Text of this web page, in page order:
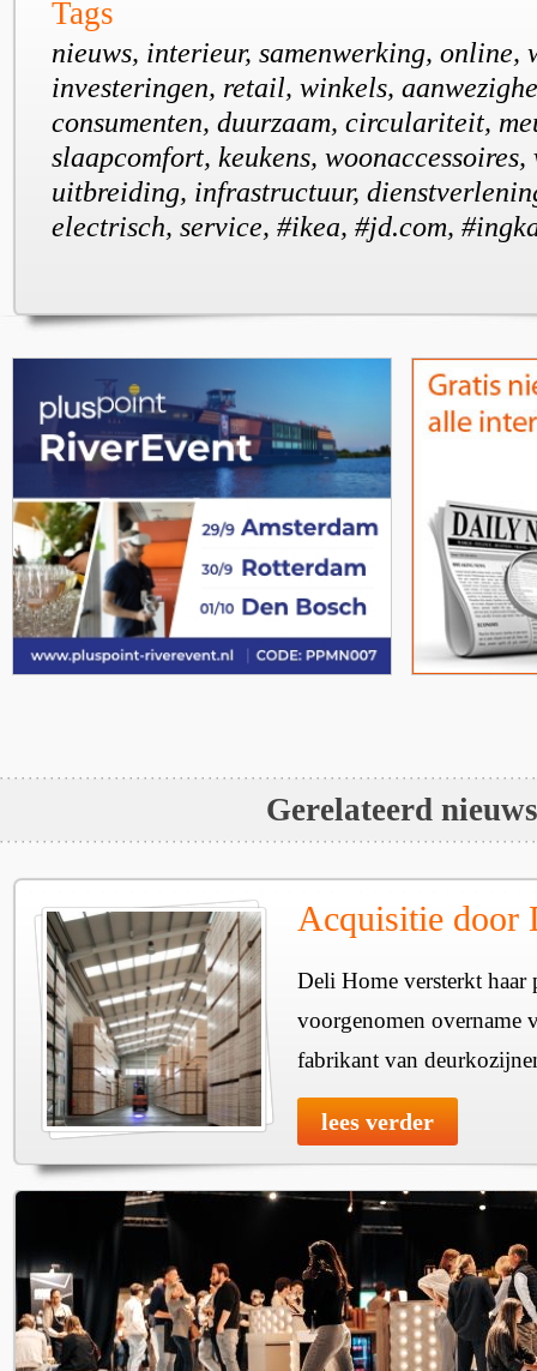
Tags
nieuws, interieur, samenwerking, online,
investeringen, retail, winkels,
consumenten, duurzaam, circulariteit,
slaapcomfort, keukens, woonaccessoires,
uitbreiding, infrastructuur,
electrisch, service, #ikea, #jd.com,
Gerelateerd nieuws
Acquisitie door
Deli Home versterkt haar
voorgenomen overname
fabrikant van
lees verder